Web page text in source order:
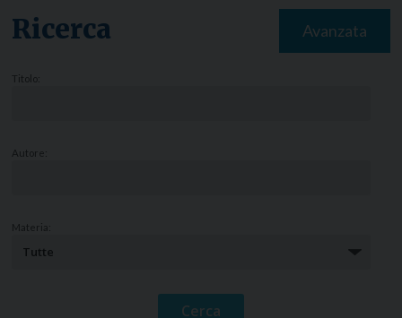
Ricerca Avanzata
Titolo:
Autore:
Materia: